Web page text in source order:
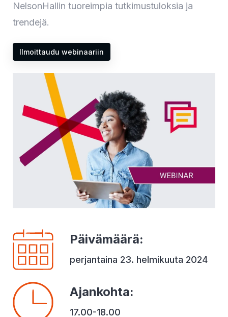
NelsonHallin tuoreimpia tutkimustuloksia ja
trendejä.
Ilmoittaudu webinaariin
Päivämäärä:
perjantaina 23. helmikuuta 2024
Ajankohta:
17.00-18.00